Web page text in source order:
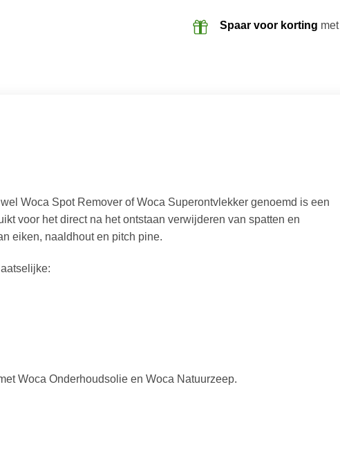
Spaar voor korting
Woca Spot Remover of Woca Superontvlekker genoemd is een
voor het direct na het ontstaan verwijderen van spatten en
eiken, naaldhout en pitch pine.
Woca Onderhoudsolie en Woca Natuurzeep.